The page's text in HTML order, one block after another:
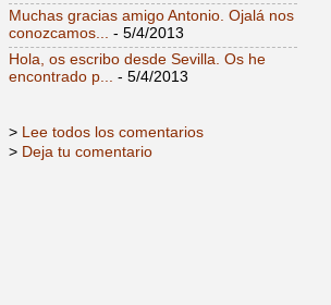
Muchas gracias amigo Antonio. Ojalá nos
conozcamos... - 5/4/2013
Hola, os escribo desde Sevilla. Os he
encontrado p... - 5/4/2013
> Lee todos los comentarios
> Deja tu comentario